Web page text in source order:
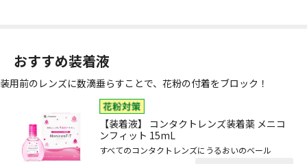
おすすめ装着液
装用前のレンズに数滴垂らすことで、花粉の付着をブロック！
【装着液】 コンタクトレンズ装着薬 メニコ
ンフィット 15mL
すべてのコンタクトレンズにうるおいのベール